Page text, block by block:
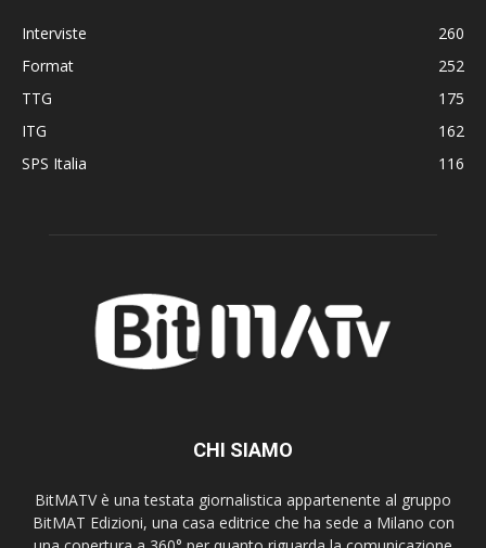
Interviste
260
Format
252
TTG
175
ITG
162
SPS Italia
116
CHI SIAMO
BitMATV è una testata giornalistica appartenente al gruppo
BitMAT Edizioni, una casa editrice che ha sede a Milano con